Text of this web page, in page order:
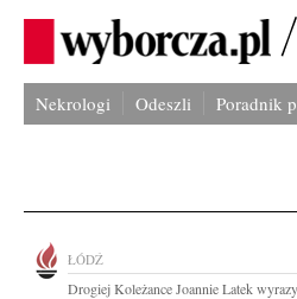
Nekrologi Odeszli Poradnik
ŁÓDŹ
Drogiej Koleżance Joannie Latek wyrazy